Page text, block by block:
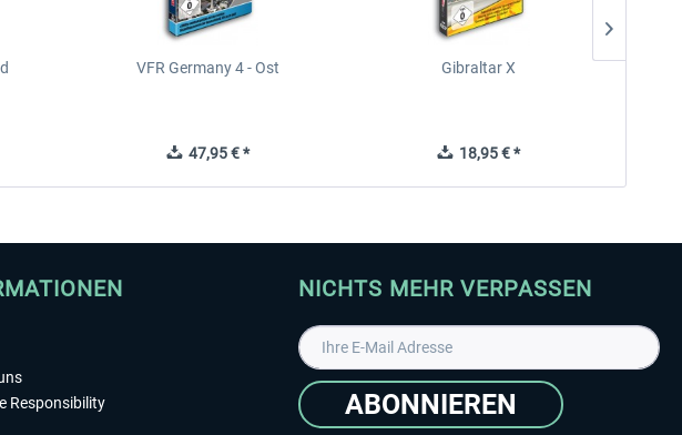
VFR Germany 4 - Ost
47,95 € *
Gibraltar X
18,95 € *
Responsibility
NICHTS MEHR VERPASSEN
ABONNIEREN